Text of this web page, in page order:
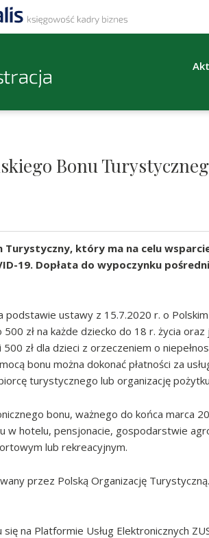
Bonu
Turystyczny, który ma na celu
19. Dopłata do wypoczynku
ustawy z 15.7.2020 r. o
zł na każde dziecko do 18 r. życia
zł dla dzieci z orzeczeniem o
bonu można dokonać płatności za
turystycznego lub organizację
bonu, ważnego do końca marca
w hotelu, pensjonacie, gospodarstwie
lub rekreacyjnym.
przez Polską Organizację Turystyczną.
na Platformie Usług Elektronicznych